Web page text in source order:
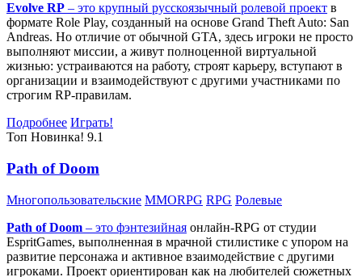
Evolve RP – это крупный русскоязычный ролевой проект в
формате Role Play, созданный на основе Grand Theft Auto: San
Andreas. Но отличие от обычной GTA, здесь игроки не просто
выполняют миссии, а живут полноценной виртуальной
жизнью: устраиваются на работу, строят карьеру, вступают в
организации и взаимодействуют с другими участниками по
строгим RP-правилам.
Подробнее Играть!
Топ Новинка! 9.1
Path of Doom
Многопользовательские MMORPG RPG Ролевые
Path of Doom – это фэнтезийная онлайн-RPG от студии
EspritGames, выполненная в мрачной стилистике с упором на
развитие персонажа и активное взаимодействие с другими
игроками. Проект ориентирован как на любителей сюжетных